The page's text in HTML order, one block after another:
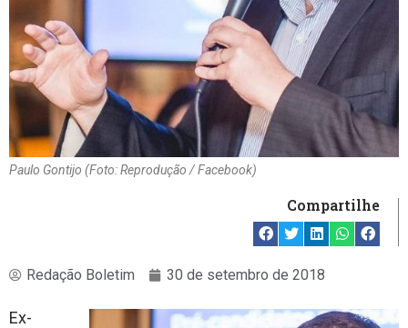
Paulo Gontijo (Foto: Reprodução / Facebook)
Compartilhe
Redação Boletim 30 de setembro de 2018
Ex-